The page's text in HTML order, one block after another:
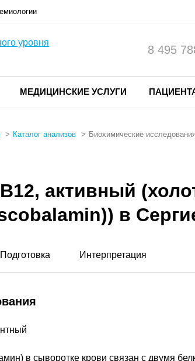
8 495
МЕДИЦИНСКИЕ УСЛУГИ
Каталог анализов Биохимические
активный
в
Подготовка Интерпретация
в сыворотке крови связан с двумя